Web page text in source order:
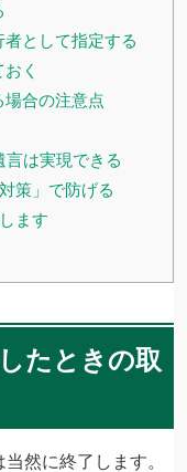
として指定する
く
合の注意点
言は実現できる
策」で防げる
ます
たときの取
然に終了します。